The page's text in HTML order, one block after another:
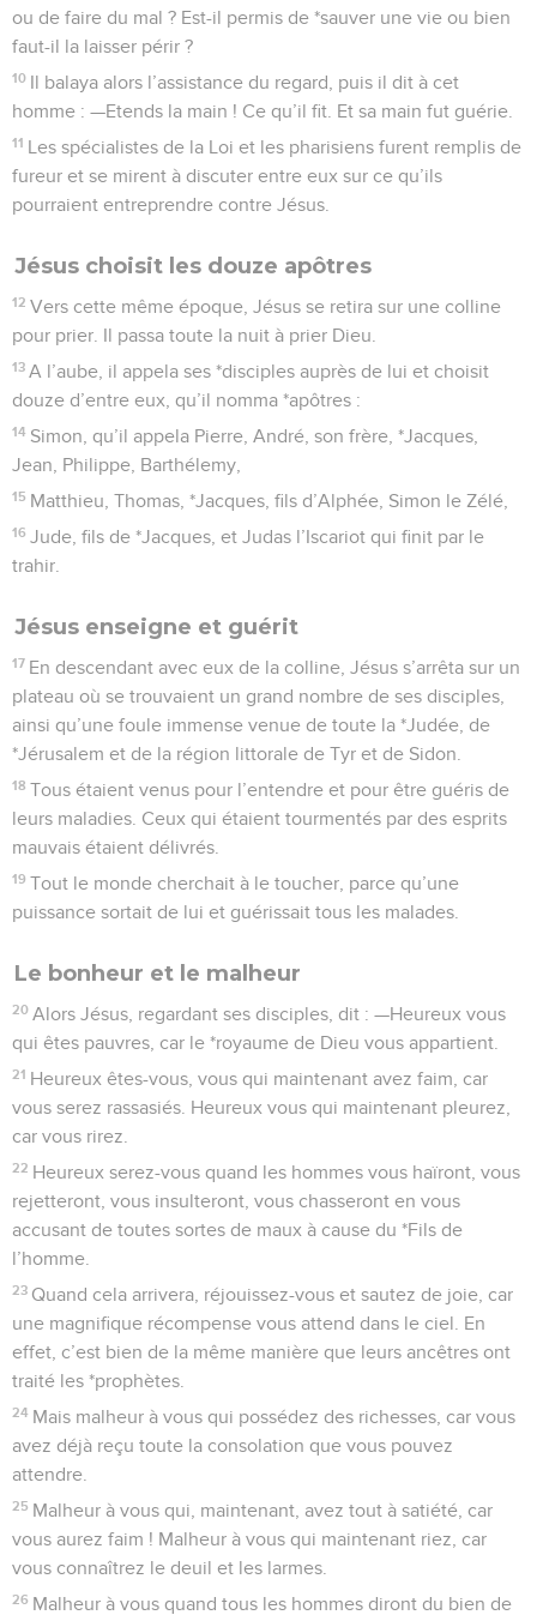
ou de faire du mal ? Est-il permis de *sauver une vie ou bien
faut-il la laisser périr ?
10 Il balaya alors l’assistance du regard, puis il dit à cet
homme : —Etends la main ! Ce qu’il fit. Et sa main fut guérie.
11 Les spécialistes de la Loi et les pharisiens furent remplis de
fureur et se mirent à discuter entre eux sur ce qu’ils
pourraient entreprendre contre Jésus.
Jésus choisit les douze apôtres
12 Vers cette même époque, Jésus se retira sur une colline
pour prier. Il passa toute la nuit à prier Dieu.
13 A l’aube, il appela ses *disciples auprès de lui et choisit
douze d’entre eux, qu’il nomma *apôtres :
14 Simon, qu’il appela Pierre, André, son frère, *Jacques,
Jean, Philippe, Barthélemy,
15 Matthieu, Thomas, *Jacques, fils d’Alphée, Simon le Zélé,
16 Jude, fils de *Jacques, et Judas l’Iscariot qui finit par le
trahir.
Jésus enseigne et guérit
17 En descendant avec eux de la colline, Jésus s’arrêta sur un
plateau où se trouvaient un grand nombre de ses disciples,
ainsi qu’une foule immense venue de toute la *Judée, de
*Jérusalem et de la région littorale de Tyr et de Sidon.
18 Tous étaient venus pour l’entendre et pour être guéris de
leurs maladies. Ceux qui étaient tourmentés par des esprits
mauvais étaient délivrés.
19 Tout le monde cherchait à le toucher, parce qu’une
puissance sortait de lui et guérissait tous les malades.
Le bonheur et le malheur
20 Alors Jésus, regardant ses disciples, dit : —Heureux vous
qui êtes pauvres, car le *royaume de Dieu vous appartient.
21 Heureux êtes-vous, vous qui maintenant avez faim, car
vous serez rassasiés. Heureux vous qui maintenant pleurez,
car vous rirez.
22 Heureux serez-vous quand les hommes vous haïront, vous
rejetteront, vous insulteront, vous chasseront en vous
accusant de toutes sortes de maux à cause du *Fils de
l’homme.
23 Quand cela arrivera, réjouissez-vous et sautez de joie, car
une magnifique récompense vous attend dans le ciel. En
effet, c’est bien de la même manière que leurs ancêtres ont
traité les *prophètes.
24 Mais malheur à vous qui possédez des richesses, car vous
avez déjà reçu toute la consolation que vous pouvez
attendre.
25 Malheur à vous qui, maintenant, avez tout à satiété, car
vous aurez faim ! Malheur à vous qui maintenant riez, car
vous connaîtrez le deuil et les larmes.
26 Malheur à vous quand tous les hommes diront du bien de